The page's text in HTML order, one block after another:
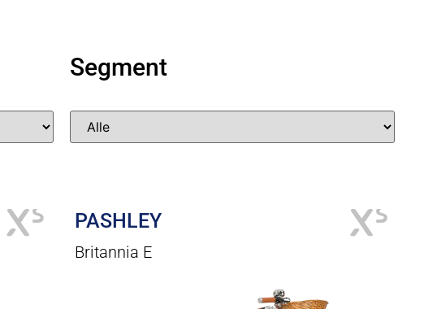
Segment
PASHLEY
Britannia E